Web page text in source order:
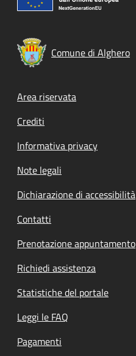
Comune di Alghero
Footer menu
Area riservata
Crediti
Informativa privacy
Note legali
Dichiarazione di accessibilità
Contatti
Prenotazione appuntamento
Richiedi assistenza
Statistiche del portale
Leggi le FAQ
Pagamenti